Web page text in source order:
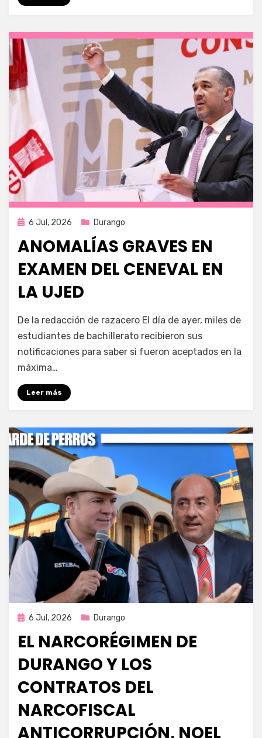
Publicada
6 Jul, 2026 Durango
ANOMALÍAS GRAVES EN
EXAMEN DEL CENEVAL EN
LA UJED
por Fernando Miranda Servín
De la redacción de razacero El día de ayer, miles de
estudiantes de bachillerato recibieron sus
notificaciones para saber si fueron aceptados en la
máxima…
Leer más
Publicada
6 Jul, 2026 Durango
EL NARCORÉGIMEN DE
DURANGO Y LOS
CONTRATOS DEL
NARCOFISCAL
ANTICORRUPCIÓN, NOEL